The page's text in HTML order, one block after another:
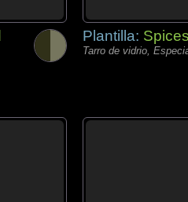
Plantilla:
Tarro de vidrio,